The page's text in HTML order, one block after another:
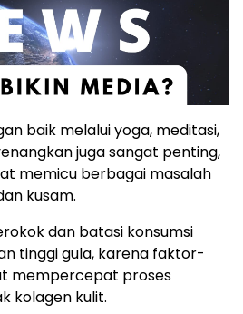
baik melalui yoga, meditasi,
juga sangat penting,
memicu berbagai masalah
kusam.
dan batasi konsumsi
tinggi gula, karena faktor-
mempercepat proses
kolagen kulit.